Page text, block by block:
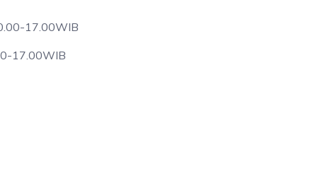
17.00WIB
17.00WIB